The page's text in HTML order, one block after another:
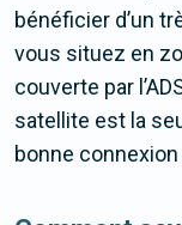
bénéficier d’un
vous situez en
couverte par
satellite est la
bonne